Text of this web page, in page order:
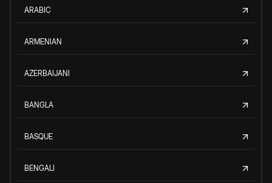
ARABIC
ARMENIAN
AZERBAIJANI
BANGLA
BASQUE
BENGALI